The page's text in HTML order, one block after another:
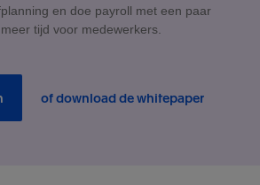
en doe payroll met een paar
tijd voor medewerkers.
of download de whitepaper